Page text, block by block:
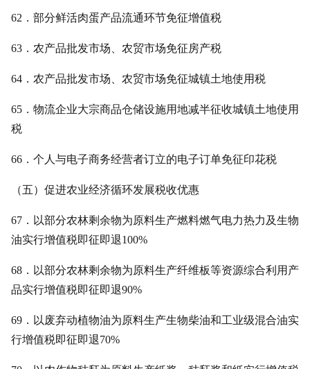
62．部分鲜活肉蛋产品流通环节免征增值税
63．农产品批发市场、农贸市场免征房产税
64．农产品批发市场、农贸市场免征城镇土地使用税
65．物流企业大宗商品仓储设施用地减半征收城镇土地使用
税
66．个人与电子商务经营者订立的电子订单免征印花税
（五）促进农业经济循环发展税收优惠
67．以部分农林剩余物为原料生产燃料燃气电力热力及生物
油实行增值税即征即退100%
68．以部分农林剩余物为原料生产纤维板等资源综合利用产
品实行增值税即征即退90%
69．以废弃动植物油为原料生产生物柴油和工业级混合油实
行增值税即征即退70%